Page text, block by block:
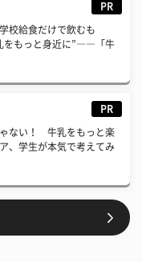
PR
校給食だけで飲むも
をもっと身近に”――「牛
PR
ない！ 牛乳をもっと楽
、学生が本気で考えてみ